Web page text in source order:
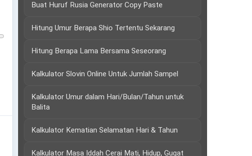
Buat Huruf Rusia Generator Copy Paste
Hitung Umur Berapa Shio Tertentu Sekarang
Hitung Berapa Lama Bersama Seseorang
Kalkulator Slovin Online Untuk Jumlah Sampel
Kalkulator Umur dalam Hari/Bulan/Tahun untuk
Balita
Kalkulator Kematian Selamatan Hari & Tahun
Kalkulator Masa Iddah Cerai Mati, Hidup, Gugat